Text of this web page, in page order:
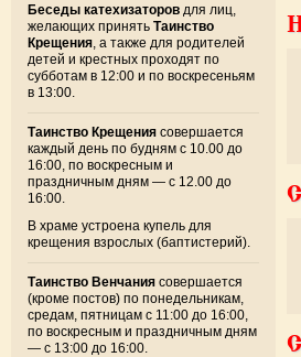
Беседы катехизаторов для лиц,
желающих принять Таинство
Крещения , а также для родителей
детей и крестных проходят по
субботам в 12:00 и по воскресеньям
в 13:00.
Таинство Крещения совершается
каждый день по будням с 10.00 до
16:00, по воскресным и
праздничным дням — с 12.00 до
16:00.
В храме устроена купель для
крещения взрослых (баптистерий).
Таинство Венчания совершается
(кроме постов) по понедельникам,
средам, пятницам с 11:00 до 16:00,
по воскресным и праздничным дням
— с 13:00 до 16:00.